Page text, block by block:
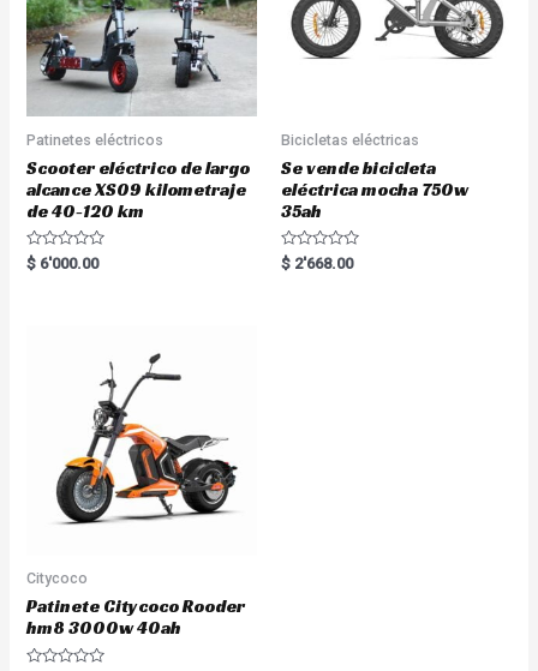
Patinetes eléctricos
Scooter eléctrico de largo
alcance XS09 kilometraje
de 40-120 km
Rated
0
$ 6'000.00
Bicicletas eléctricas
Se vende bicicleta
eléctrica mocha 750w
35ah
Rated
0
$ 2'668.00
Citycoco
Patinete Citycoco Rooder
hm8 3000w 40ah